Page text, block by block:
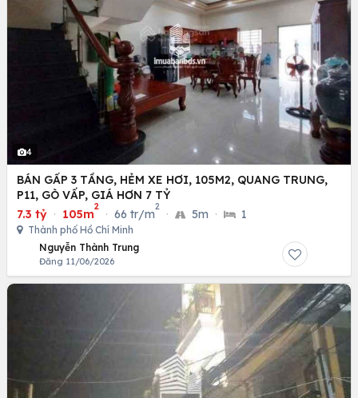
4
BÁN GẤP 3 TẦNG, HẺM XE HƠI, 105M2, QUANG TRUNG,
P11, GÒ VẤP, GIÁ HƠN 7 TỶ
7.3 tỷ · 105m
2
· 66 tr/m
2
· 5m · 1
Thành phố Hồ Chí Minh
Nguyễn Thành Trung
Đăng 11/06/2026